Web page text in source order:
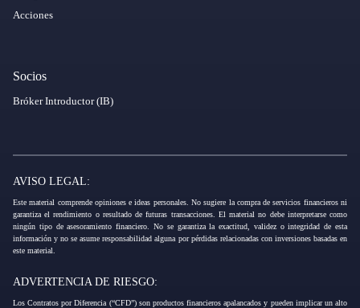
Acciones
Socios
Bróker Introductor (IB)
AVISO LEGAL:
Este material comprende opiniones e ideas personales. No sugiere la compra de servicios financieros ni
garantiza el rendimiento o resultado de futuras transacciones. El material no debe interpretarse como
ningún tipo de asesoramiento financiero. No se garantiza la exactitud, validez o integridad de esta
información y no se asume responsabilidad alguna por pérdidas relacionadas con inversiones basadas en
este material.
ADVERTENCIA DE RIESGO:
Los Contratos por Diferencia (“CFD”) son productos financieros apalancados y pueden implicar un alto